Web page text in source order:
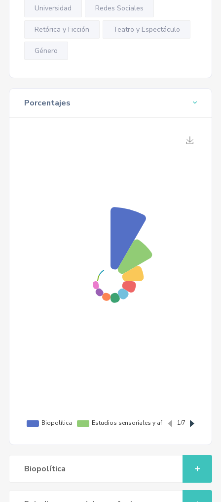
Universidad Redes Sociales
Retórica y Ficción Teatro y Espectáculo
Género
Porcentajes
Biopolítica